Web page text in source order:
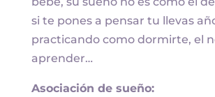
si te pones a pensar tu llevas
practicando como dormirte, el
aprender…
Asociación de sueño: